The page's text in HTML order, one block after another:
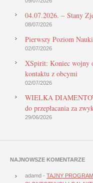
04.07.2026. – Stany
08/07/2026
Pierwszy Poziom
02/07/2026
XSpirit: Koniec wojny
kontaktu z obcymi
02/07/2026
WIELKA
do przepłacania za
29/06/2026
NAJNOWSZE KOMENTARZE
adamd - TAJNY